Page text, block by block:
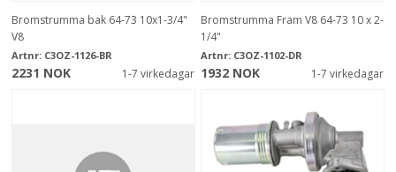
Bromstrumma bak 64-73 10x1-3/4"
V8
Artnr: C3OZ-1126-BR
2231 NOK 1-7 virkedagar
Bromstrumma Fram V8 64-73 10 x 2-
1/4"
Artnr: C3OZ-1102-DR
1932 NOK 1-7 virkedagar